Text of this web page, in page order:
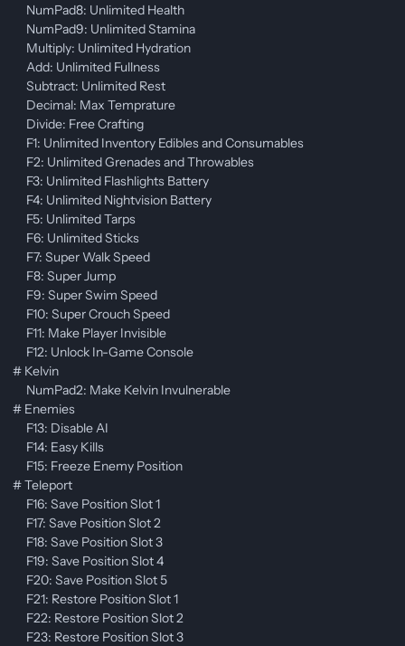
NumPad8: Unlimited Health
NumPad9: Unlimited Stamina
Multiply: Unlimited Hydration
Add: Unlimited Fullness
Subtract: Unlimited Rest
Decimal: Max Temprature
Divide: Free Crafting
F1: Unlimited Inventory Edibles and Consumables
F2: Unlimited Grenades and Throwables
F3: Unlimited Flashlights Battery
F4: Unlimited Nightvision Battery
F5: Unlimited Tarps
F6: Unlimited Sticks
F7: Super Walk Speed
F8: Super Jump
F9: Super Swim Speed
F10: Super Crouch Speed
F11: Make Player Invisible
F12: Unlock In-Game Console
# Kelvin
NumPad2: Make Kelvin Invulnerable
# Enemies
F13: Disable AI
F14: Easy Kills
F15: Freeze Enemy Position
# Teleport
F16: Save Position Slot 1
F17: Save Position Slot 2
F18: Save Position Slot 3
F19: Save Position Slot 4
F20: Save Position Slot 5
F21: Restore Position Slot 1
F22: Restore Position Slot 2
F23: Restore Position Slot 3